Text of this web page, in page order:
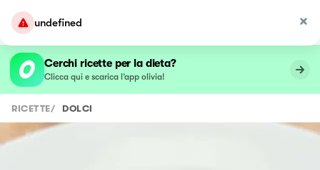
undefined
Cerchi ricette per la dieta?
Clicca qui e scarica l’app olivia!
RICETTE/ DOLCI